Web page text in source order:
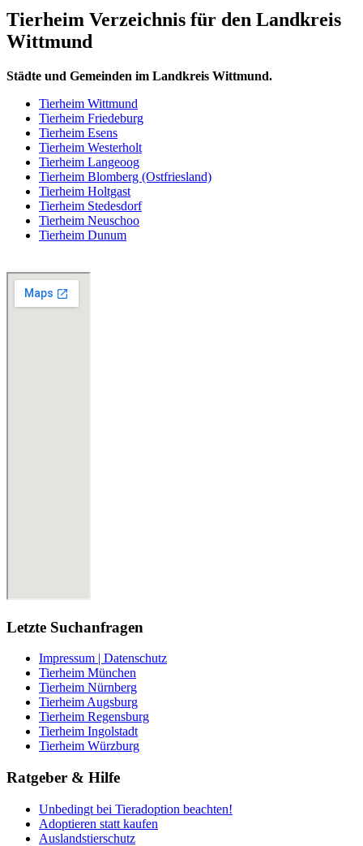
Tierheim Verzeichnis für den Landkreis
Wittmund
Städte und Gemeinden im Landkreis Wittmund.
Tierheim Wittmund
Tierheim Friedeburg
Tierheim Esens
Tierheim Westerholt
Tierheim Langeoog
Tierheim Blomberg (Ostfriesland)
Tierheim Holtgast
Tierheim Stedesdorf
Tierheim Neuschoo
Tierheim Dunum
Letzte Suchanfragen
Impressum | Datenschutz
Tierheim München
Tierheim Nürnberg
Tierheim Augsburg
Tierheim Regensburg
Tierheim Ingolstadt
Tierheim Würzburg
Ratgeber & Hilfe
Unbedingt bei Tieradoption beachten!
Adoptieren statt kaufen
Auslandstierschutz